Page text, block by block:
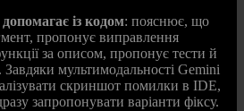
допомагає із кодом: пояснює, що
пропонує виправлення
за описом, пропонує тести й
мультимодальності Gemini
скриншот помилки в IDE,
запропонувати варіанти фіксу.